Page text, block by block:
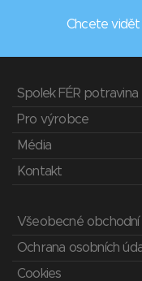
Chcete vidět
Spolek FÉR potravina
Pro výrobce
Média
Kontakt
Všeobecné obchodní
Ochrana osobních
Cookies